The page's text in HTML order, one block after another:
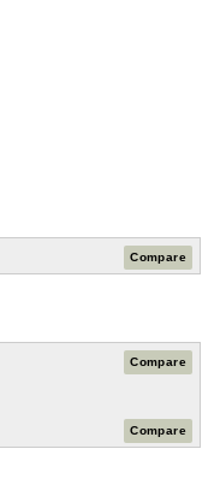
Compare
Compare
Compare
Kirche in Rom.